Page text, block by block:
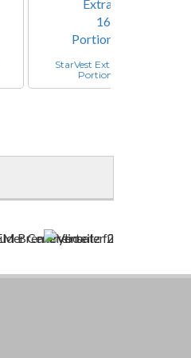
StarVest Extrafine / 160 g
Portionsbeutel